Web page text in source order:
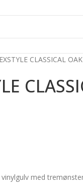
CLASSICAL
med